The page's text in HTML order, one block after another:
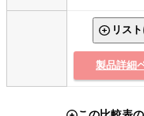
リス
製品詳細